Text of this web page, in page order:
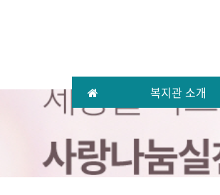
복지관 소개